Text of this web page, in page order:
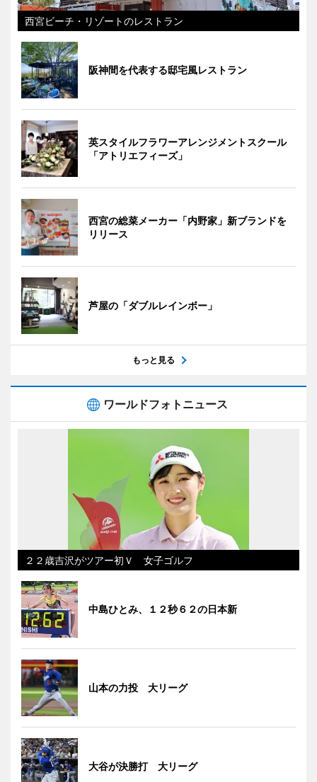
西宮ビーチ・リゾートのレストラン
阪神間を代表する邸宅風レストラン
英スタイルフラワーアレンジメントスクール
「アトリエフィーズ」
西宮の総菜メーカー「内野家」新ブランドを
リリース
芦屋の「ダブルレインボー」
もっと見る
ワールドフォトニュース
２２歳吉沢がツアー初Ｖ 女子ゴルフ
中島ひとみ、１２秒６２の日本新
山本の力投 大リーグ
大谷が決勝打 大リーグ